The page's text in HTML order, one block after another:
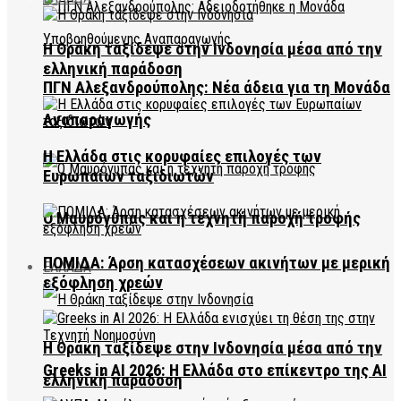
ΠΓΝ Αλεξανδρούπολης: Νέα άδεια για τη Μονάδα
Αναπαραγωγής
Ο Μαυρόγυπας και η τεχνητή παροχή τροφής
ΕΛΛΑΔΑ
Η Θράκη ταξίδεψε στην Ινδονησία μέσα από την
ελληνική παράδοση
Η Θράκη ταξίδεψε στην Ινδονησία μέσα από την
ελληνική παράδοση
Η Ελλάδα στις κορυφαίες επιλογές των
Ευρωπαίων ταξιδιωτών
ΠΟΜΙΔΑ: Άρση κατασχέσεων ακινήτων με μερική
εξόφληση χρεών
Greeks in AI 2026: Η Ελλάδα στο επίκεντρο της AI